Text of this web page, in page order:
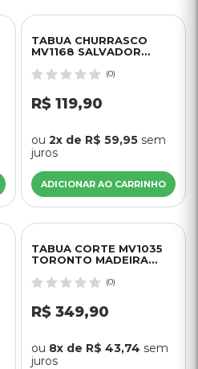
TABUA CHURRASCO
MV1168 SALVADOR
NOVO TEMPO(0)
R$ 119,90
ou 2x de R$ 59,95 sem
juros
ADICIONAR AO CARRINHO
TABUA CORTE MV1035
TORONTO MADEIRA
(0)
R$ 349,90
ou 8x de R$ 43,74 sem
juros